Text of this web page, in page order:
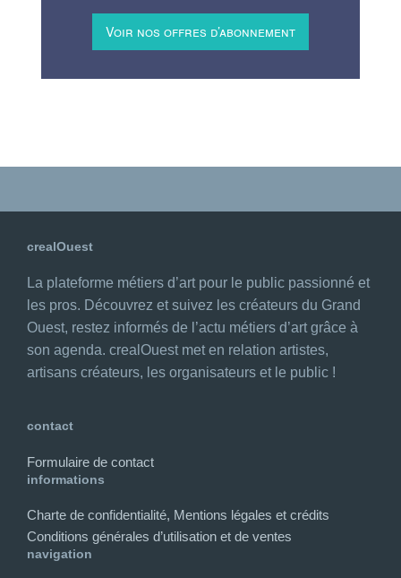
Voir nos offres d’abonnement
crealOuest
La plateforme métiers d’art pour le public passionné et
les pros. Découvrez et suivez les créateurs du Grand
Ouest, restez informés de l’actu métiers d’art grâce à
son agenda. crealOuest met en relation artistes,
artisans créateurs, les organisateurs et le public !
contact
Formulaire de contact
informations
Charte de confidentialité, Mentions légales et crédits
Conditions générales d’utilisation et de ventes
navigation